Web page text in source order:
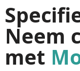
Neem
met